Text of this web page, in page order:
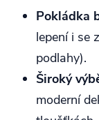
Pokládka
lepení i se
podlahy).
Široký
moderní